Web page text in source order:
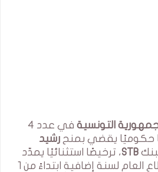
التونسية
في عدد 4
رشيد
STB، ترخيصًا استثنائيًا يمدّد
فترة عمله داخل القطاع العام لسنة إضافية ابتداءً من 1